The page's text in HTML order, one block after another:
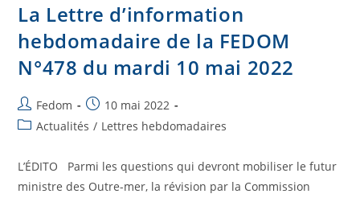
La Lettre d’information
hebdomadaire de la FEDOM
N°478 du mardi 10 mai 2022
Fedom
10 mai 2022
Actualités / Lettres hebdomadaires
L’ÉDITO Parmi les questions qui devront mobiliser le futur
ministre des Outre-mer, la révision par la Commission